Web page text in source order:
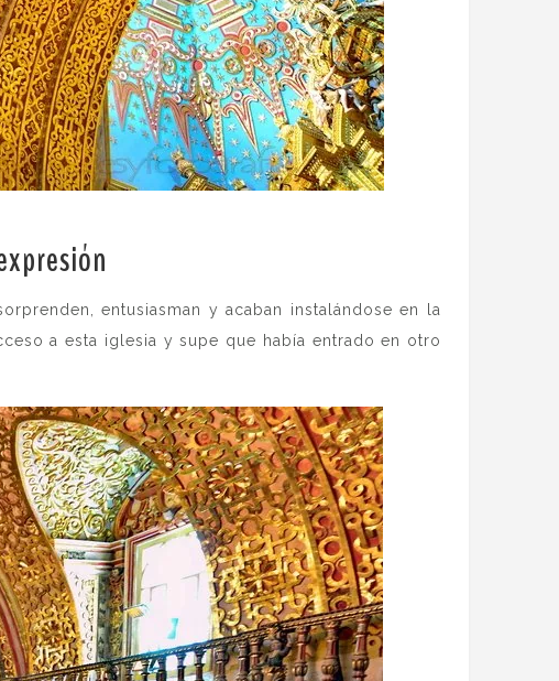
entusiasman y acaban instalándose en la
a esta iglesia y supe que había entrado en otro